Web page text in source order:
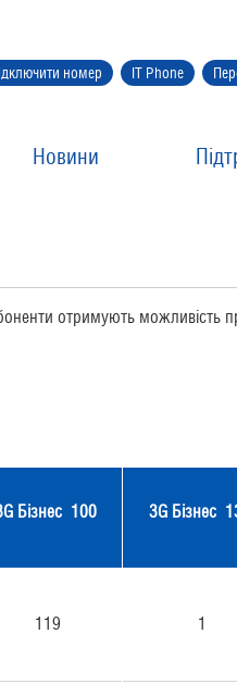
номер IT Phone
Новини
отримують можливість
Бізнес 100 3G Бізнес
119 1